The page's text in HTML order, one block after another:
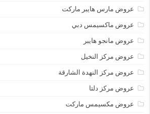
عروض مارس هايبر ماركت
عروض ماكسيمس دبي
عروض مانجو هايبر
عروض مركز النخيل
عروض مركز النهدة الشارقة
عروض مركز دلتا
عروض مكسيمس ماركت